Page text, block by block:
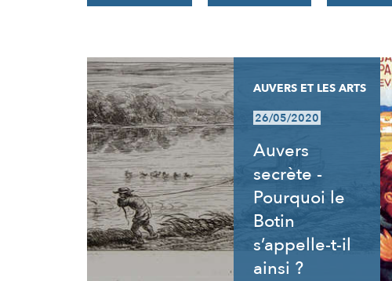
RÉSULTATS
AUVERS ET LES ARTS
26/05/2020
Auvers
secrète -
Pourquoi le
Botin
s’appelle-t-il
ainsi ?